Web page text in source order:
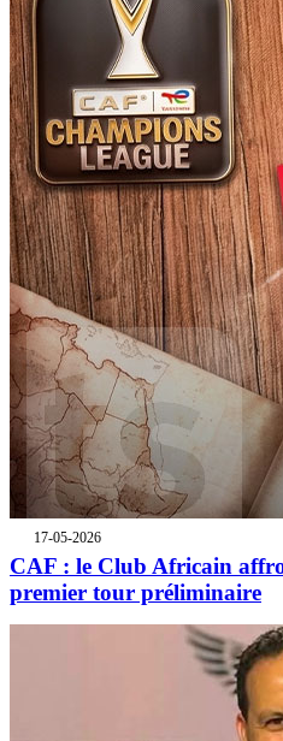
17-05-2026
CAF : le Club Africain
premier tour préliminaire